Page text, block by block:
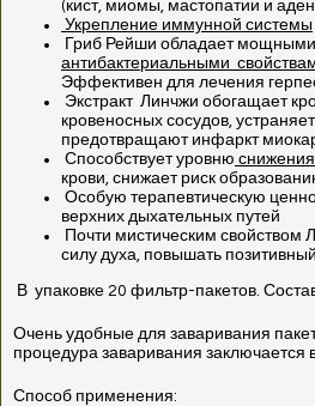
(кист, миомы, мастопатии и
Укрепление иммунной системы
Гриб Рейши обладает мощными
антибактериальными
Эффективен для лечения
Экстракт Линчжи обогащает
кровеносных сосудов,
предотвращают инфаркт
Способствует уровню
крови, снижает риск
Особую терапевтическую
верхних дыхательных путей
Почти мистическим свойством
силу духа, повышать
В упаковке 20 фильтр-пакетов.
Очень удобные для заваривания
процедура заваривания заключается
Способ применения: